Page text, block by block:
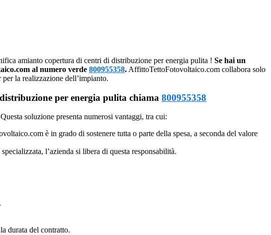
amianto copertura di centri di distribuzione per energia pulita ! Se hai un
al numero verde 800955358. AffittoTettoFotovoltaico.com collabora solo
la realizzazione dell’impianto.
per energia pulita chiama 800955358
soluzione presenta numerosi vantaggi, tra cui:
è in grado di sostenere tutta o parte della spesa, a seconda del valore
l’azienda si libera di questa responsabilità.
durata del contratto.